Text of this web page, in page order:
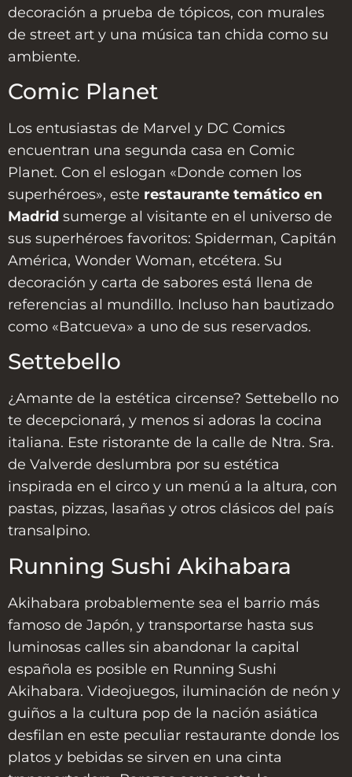
decoración a prueba de tópicos, con murales
de street art y una música tan chida como su
ambiente.
Comic Planet
Los entusiastas de Marvel y DC Comics
encuentran una segunda casa en Comic
Planet. Con el eslogan «Donde comen los
superhéroes», este restaurante temático en
Madrid sumerge al visitante en el universo de
sus superhéroes favoritos: Spiderman, Capitán
América, Wonder Woman, etcétera. Su
decoración y carta de sabores está llena de
referencias al mundillo. Incluso han bautizado
como «Batcueva» a uno de sus reservados.
Settebello
¿Amante de la estética circense? Settebello no
te decepcionará, y menos si adoras la cocina
italiana. Este ristorante de la calle de Ntra. Sra.
de Valverde deslumbra por su estética
inspirada en el circo y un menú a la altura, con
pastas, pizzas, lasañas y otros clásicos del país
transalpino.
Running Sushi Akihabara
Akihabara probablemente sea el barrio más
famoso de Japón, y transportarse hasta sus
luminosas calles sin abandonar la capital
española es posible en Running Sushi
Akihabara. Videojuegos, iluminación de neón y
guiños a la cultura pop de la nación asiática
desfilan en este peculiar restaurante donde los
platos y bebidas se sirven en una cinta